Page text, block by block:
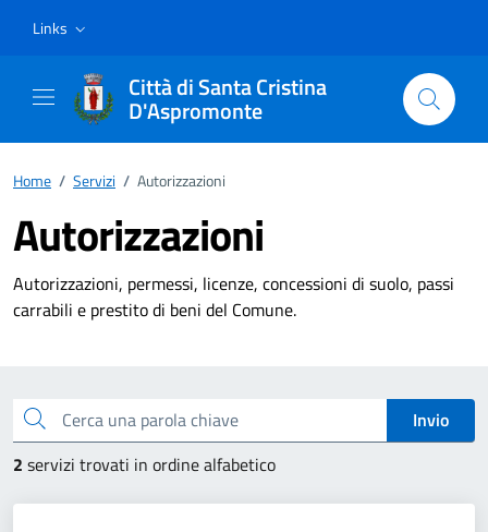
Links
Città di Santa Cristina
D'Aspromonte
Home / Servizi / Autorizzazioni
Autorizzazioni
Autorizzazioni, permessi, licenze, concessioni di suolo, passi
carrabili e prestito di beni del Comune.
Cerca una parola chiave
Invio
2 servizi trovati in ordine alfabetico